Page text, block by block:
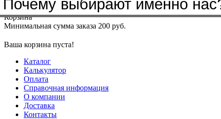
Меню+7(4912)50-37-50sbit@krep62.ru
Корзина
Минимальная сумма заказа 200 руб.
Ваша корзина пуста!
Каталог
Калькулятор
Оплата
Справочная информация
О компании
Доставка
Контакты
Почему выбирают именно